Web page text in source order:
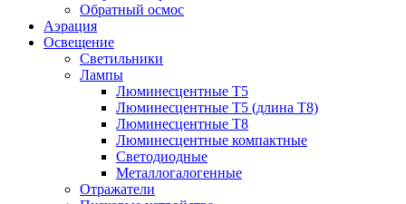
Обратный осмос
Аэрация
Освещение
Светильники
Лампы
Люминесцентные T5
Люминесцентные T5 (длина T8)
Люминесцентные T8
Люминесцентные компактные
Светодиодные
Металлогалогенные
Отражатели